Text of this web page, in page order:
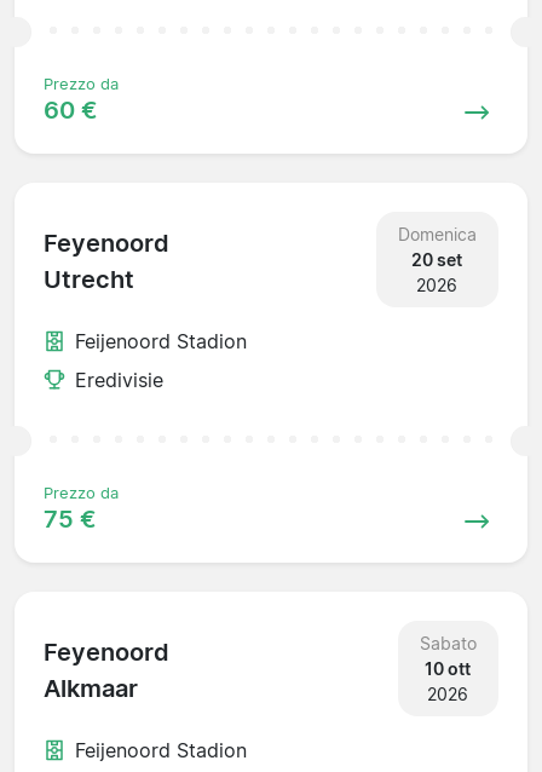
Prezzo da
60 €
Feyenoord
Utrecht
Domenica
20 set
2026
Feijenoord Stadion
Eredivisie
Prezzo da
75 €
Feyenoord
Alkmaar
Sabato
10 ott
2026
Feijenoord Stadion